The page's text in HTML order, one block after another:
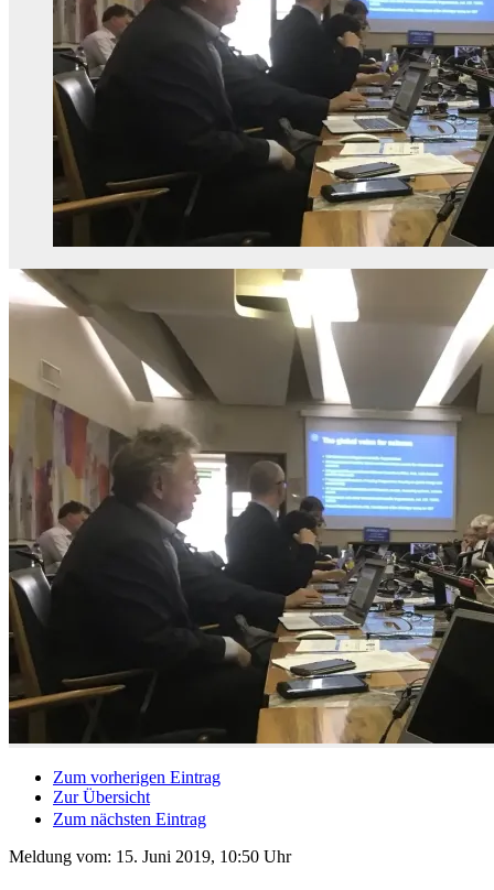
Zum vorherigen Eintrag
Zur Übersicht
Zum nächsten Eintrag
Meldung vom: 15. Juni 2019, 10:50 Uhr